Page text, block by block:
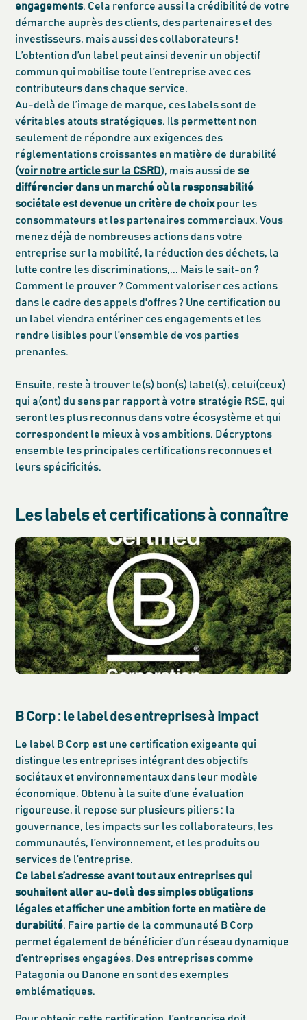
engagements. Cela renforce aussi la crédibilité de votre
démarche auprès des clients, des partenaires et des
investisseurs, mais aussi des collaborateurs !
L’obtention d’un label peut ainsi devenir un objectif
commun qui mobilise toute l’entreprise avec ces
contributeurs dans chaque service.
Au-delà de l’image de marque, ces labels sont de
véritables atouts stratégiques. Ils permettent non
seulement de répondre aux exigences des
réglementations croissantes en matière de durabilité
(voir notre article sur la CSRD), mais aussi dese
différencier dans un marché où la responsabilité
sociétale est devenue un critère de choixpour les
consommateurs et les partenaires commerciaux. Vous
menez déjà de nombreuses actions dans votre
entreprise sur la mobilité, la réduction des déchets, la
lutte contre les discriminations,... Mais le sait-on ?
Comment le prouver ? Comment valoriser ces actions
dans le cadre des appels d'offres ? Une certification ou
un label viendra entériner ces engagements et les
rendre lisibles pour l’ensemble de vos parties
prenantes.
Ensuite, reste à trouver le(s) bon(s) label(s), celui(ceux)
qui a(ont) du sens par rapport à votre stratégie RSE, qui
seront les plus reconnus dans votre écosystème et qui
correspondent le mieux à vos ambitions. Décryptons
ensemble les principales certifications reconnues et
leurs spécificités.
Les labels et certifications à connaître
B Corp : le label des entreprises à impact
Le label B Corp est une certification exigeante qui
distingue les entreprises intégrant des objectifs
sociétaux et environnementaux dans leur modèle
économique. Obtenu à la suite d’une évaluation
rigoureuse, il repose sur plusieurs piliers : la
gouvernance, les impacts sur les collaborateurs, les
communautés, l’environnement, et les produits ou
services de l’entreprise.
Ce label s’adresse avant tout aux entreprises qui
souhaitent aller au-delà des simples obligations
légales et afficher une ambition forte en matière de
durabilité. Faire partie de la communauté B Corp
permet également de bénéficier d’un réseau dynamique
d’entreprises engagées. Des entreprises comme
Patagonia ou Danone en sont des exemples
emblématiques.